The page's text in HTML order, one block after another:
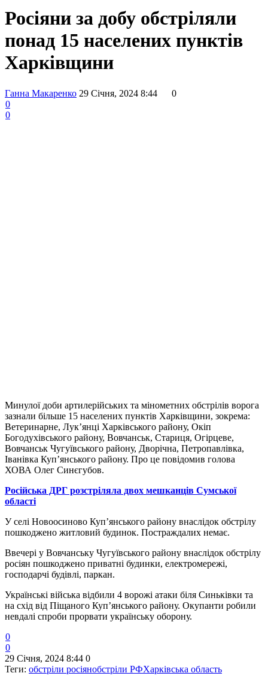
Росіяни за добу обстріляли
понад 15 населених пунктів
Харківщини
Ганна Макаренко 29 Січня, 2024 8:44
0
0
0
Минулої доби артилерійських та мінометних обстрілів ворога
зазнали більше 15 населених пунктів Харківщини, зокрема:
Ветеринарне, Лук’янці Харківського району, Окіп
Богодухівського району, Вовчанськ, Стариця, Огірцеве,
Вовчанськ Чугуївського району, Дворічна, Петропавлівка,
Іванівка Куп’янського району. Про це повідомив голова
ХОВА Олег Синєгубов.
Російська ДРГ розстріляла двох мешканців Сумської
області
У селі Новоосиново Куп’янського району внаслідок обстрілу
пошкоджено житловий будинок. Постраждалих немає.
Ввечері у Вовчанську Чугуївського району внаслідок обстрілу
росіян пошкоджено приватні будинки, електромережі,
господарчі будівлі, паркан.
Українські війська відбили 4 ворожі атаки біля Синьківки та
на схід від Піщаного Куп’янського району. Окупанти робили
невдалі спроби прорвати українську оборону.
0
0
29 Січня, 2024 8:44 0
Теги: обстріли росіянобстріли РФХарківська область